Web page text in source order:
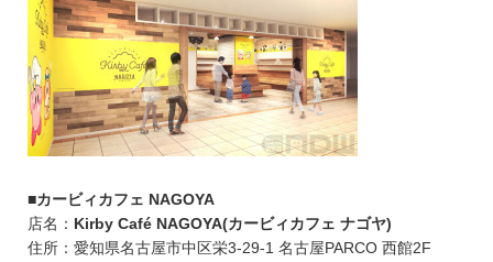
■カービィカフェ NAGOYA
店名： Kirby Café NAGOYA(カービィカフェ ナゴヤ)
住所：愛知県名古屋市中区栄3-29-1 名古屋PARCO 西館2F